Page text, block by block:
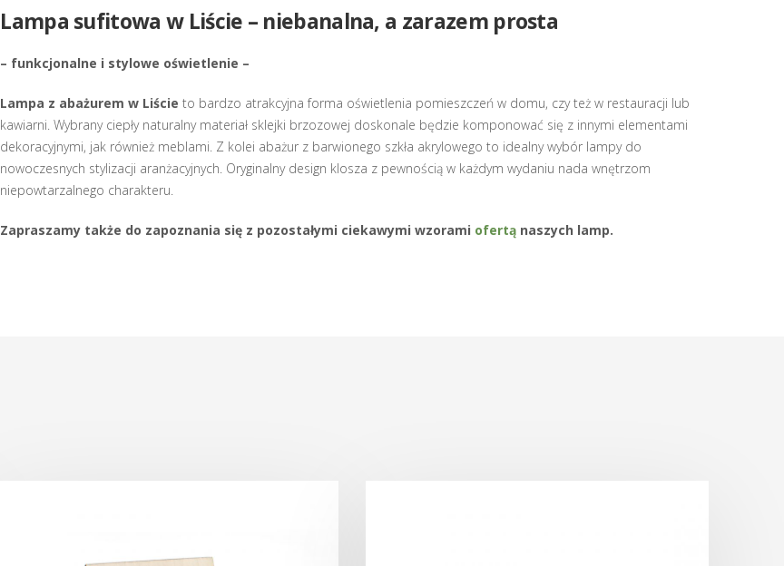
Lampa sufitowa w Liście – niebanalna, a zarazem prosta
– funkcjonalne i stylowe oświetlenie –
Lampa z abażurem w Liścieto bardzo atrakcyjna forma oświetlenia pomieszczeń w domu, czy też w restauracji lub
kawiarni. Wybrany ciepły naturalny materiał sklejki brzozowej doskonale będzie komponować się z innymi elementami
dekoracyjnymi, jak również meblami. Z kolei abażur z barwionego szkła akrylowego to idealny wybór lampy do
nowoczesnych stylizacji aranżacyjnych. Oryginalny design klosza z pewnością w każdym wydaniu nada wnętrzom
niepowtarzalnego charakteru.
Zapraszamy także do zapoznania się z pozostałymi ciekawymi wzorami ofertą naszych lamp.